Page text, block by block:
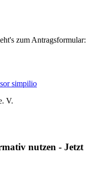
zum Antragsformular:
V.
nutzen - Jetzt